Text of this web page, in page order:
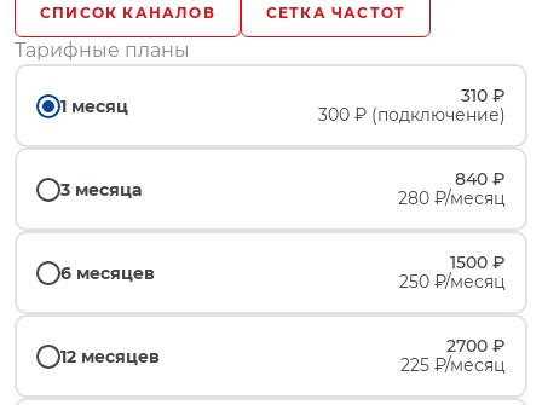
СПИСОК КАНАЛОВ СЕТКА ЧАСТОТ
Тарифные планы
1 месяц
310 ₽
300 ₽ (подключение)
3 месяца
840 ₽
280 ₽/месяц
6 месяцев
1500 ₽
250 ₽/месяц
12 месяцев
2700 ₽
225 ₽/месяц